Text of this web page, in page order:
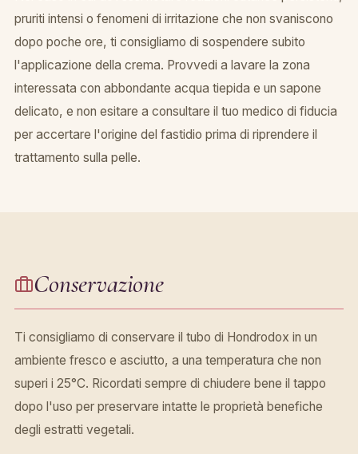
pruriti intensi o fenomeni di irritazione che non svaniscono
dopo poche ore, ti consigliamo di sospendere subito
l'applicazione della crema. Provvedi a lavare la zona
interessata con abbondante acqua tiepida e un sapone
delicato, e non esitare a consultare il tuo medico di fiducia
per accertare l'origine del fastidio prima di riprendere il
trattamento sulla pelle.
Conservazione
Ti consigliamo di conservare il tubo di Hondrodox in un
ambiente fresco e asciutto, a una temperatura che non
superi i 25°C. Ricordati sempre di chiudere bene il tappo
dopo l'uso per preservare intatte le proprietà benefiche
degli estratti vegetali.